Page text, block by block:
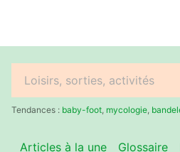
Rechercher
:Tendances : baby-foot mycologie
Articles à la une Glossaire